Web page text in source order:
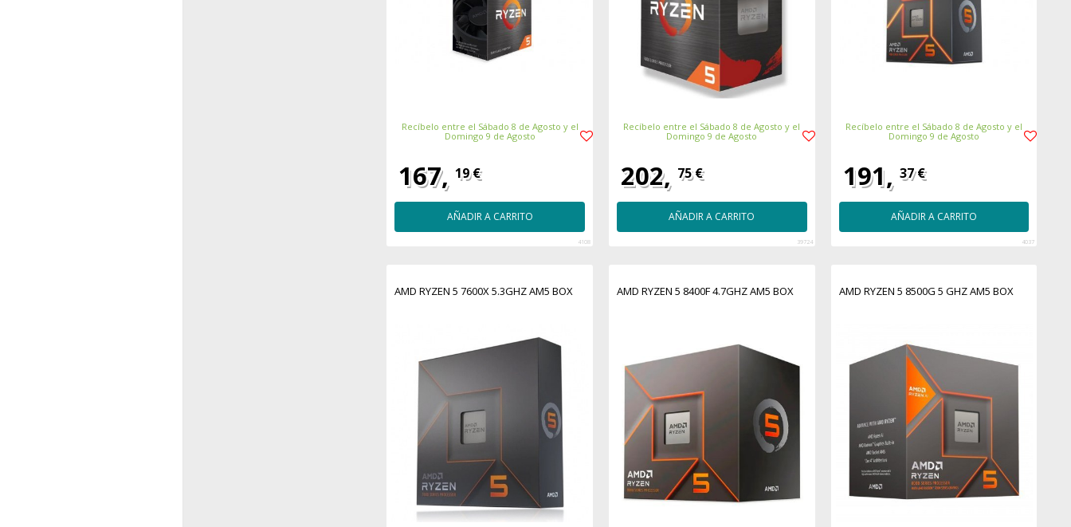
Recíbelo entre el Sábado 8 de Agosto y el
Domingo 9 de Agosto
167, 19 €
AÑADIR A CARRITO
4108
Recíbelo entre el Sábado 8 de Agosto y el
Domingo 9 de Agosto
202, 75 €
AÑADIR A CARRITO
39724
Recíbelo entre el Sábado 8 de Agosto y el
Domingo 9 de Agosto
191, 37 €
AÑADIR A CARRITO
4037
AMD RYZEN 5 7600X 5.3GHZ AM5 BOX AMD RYZEN 5 8400F 4.7GHZ AM5 BOX AMD RYZEN 5 8500G 5 GHZ AM5 BOX